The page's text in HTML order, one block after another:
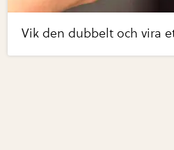
Vik den dubbelt och vira